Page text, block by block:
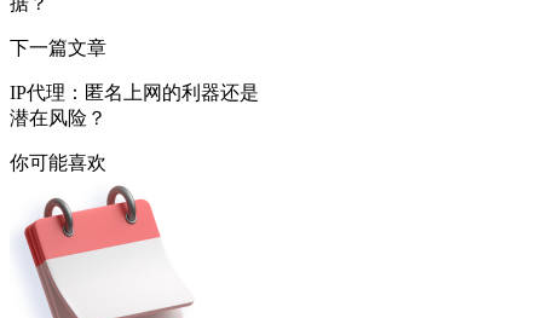
下一篇文章
IP代理：匿名上网的利器还是
潜在风险？
你可能喜欢